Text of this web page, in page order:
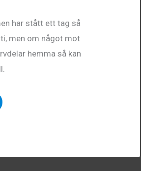
har stått ett tag så
men om något mot
hemma så kan